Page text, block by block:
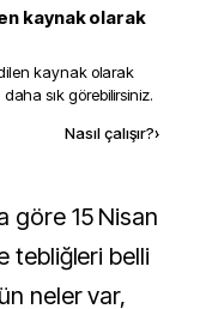
kaynak olarak
kaynak olarak
sık görebilirsiniz.
Nasıl çalışır?›
tebliğleri belli
neler var,